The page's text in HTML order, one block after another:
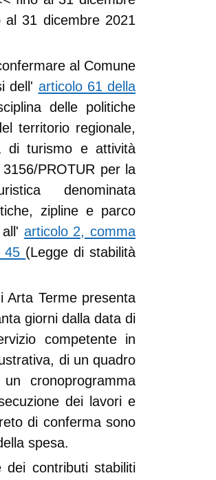
al 31 dicembre 2021
al Comune
dell' articolo 61 della
delle politiche
territorio regionale,
di turismo e attività
PROTUR per la
denominata
zipline e parco
articolo 2, comma
45 (Legge di stabilità
Arta Terme presenta
giorni dalla data di
competente in
di un quadro
cronoprogramma
dei lavori e
di conferma sono
spesa.
contributi stabiliti